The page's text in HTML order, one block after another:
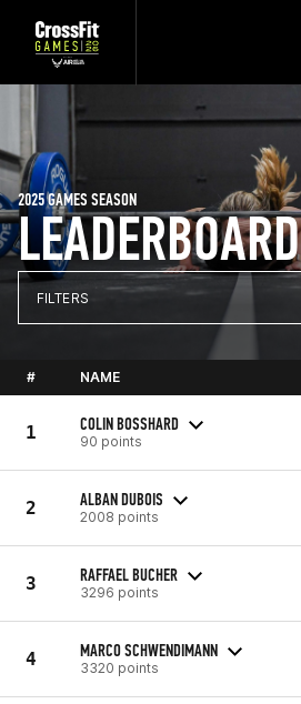
LEADERBOARD
2025 GAMES SEASON
FILTERS
# NAME
1 COLIN BOSSHARD
90 points
2 ALBAN DUBOIS
2008 points
3 RAFFAEL BUCHER
3296 points
4 MARCO SCHWENDIMANN
3320 points